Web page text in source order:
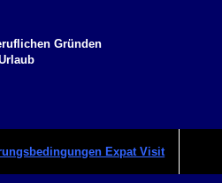
Gründen
Expat Visit